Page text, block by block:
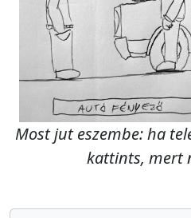
Most jut eszembe: ha
kattints, mert